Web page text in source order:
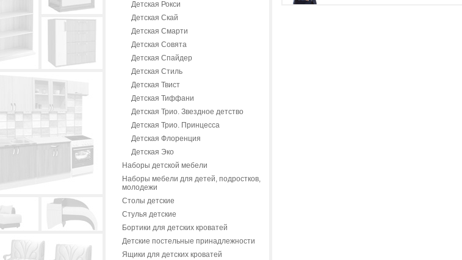
Детская Рокси
Детская Скай
Детская Смарти
Детская Совята
Детская Спайдер
Детская Стиль
Детская Твист
Детская Тиффани
Детская Трио. Звездное детство
Детская Трио. Принцесса
Детская Флоренция
Детская Эко
Наборы детской мебели
Наборы мебели для детей, подростков,
молодежи
Столы детские
Стулья детские
Бортики для детских кроватей
Детские постельные принадлежности
Ящики для детских кроватей